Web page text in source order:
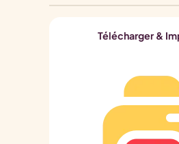
Télécharger &